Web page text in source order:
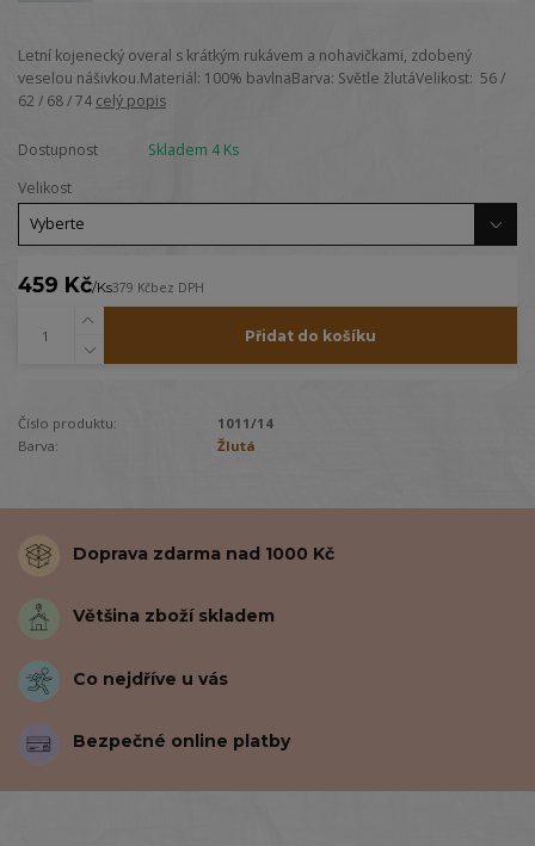
Letní kojenecký overal s krátkým rukávem a nohavičkami, zdobený
veselou nášivkou.Materiál: 100% bavlnaBarva: Světle žlutáVelikost: 56 /
62 / 68 / 74 celý popis
Dostupnost
Skladem 4 Ks
Velikost
459 Kč/Ks379 Kčbez DPH
Přidat do košíku
Číslo produktu:
1011/14
Barva:
Žlutá
Doprava zdarma nad 1000 Kč
Většina zboží skladem
Co nejdříve u vás
Bezpečné online platby